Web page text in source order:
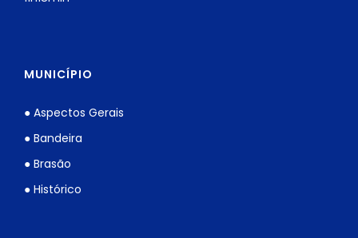
MUNICÍPIO
● Aspectos Gerais
● Bandeira
● Brasão
● Histórico